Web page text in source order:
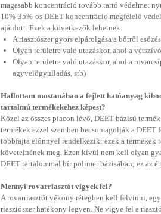
magasabb koncentráció tovább tartó védelmet
10%-35%-os DEET koncentráció megfelelő
ajánlott. Ezek a következők lehetnek:
A riasztószer gyors elpárolgása a bőrről
Olyan területre való utazáskor, ahol a
Olyan területre való utazáskor, ahol a
agyvelőgyulladás, stb)
Hallottam mostanában a fejlett hatóanyag
tartalmú termékekehez képest?
Közel az összes piacon lévő, DEET-bázisú
termékek ezzel szemben becsomagolják a
többfajta előnnyel rendelkezik: ezek a
követelnének meg. Ezen kívül nem kell olyan
DEET tartalommal bír polimer bázisában; ez az
Mennyi rovarriasztót vigyek fel?
A rovarriasztót vékony rétegben kell felvinni,
riasztószer hatékony legyen. Ne vigye fel a